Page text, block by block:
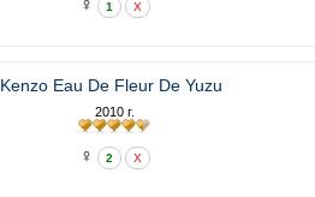
♀ 1 X
Kenzo Eau De Fleur De Yuzu
2010 г.
♀ 2 X